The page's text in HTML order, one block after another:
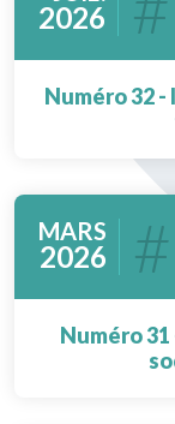
2026
Numéro 32
MARS
2026
Numéro